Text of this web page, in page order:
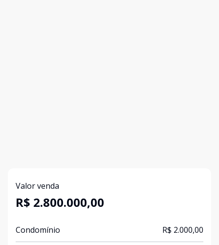
Valor venda
R$ 2.800.000,00
Condomínio R$ 2.000,00